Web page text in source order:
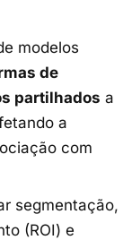
modelos
de
partilhados a
a
com
segmentação,
(ROI) e